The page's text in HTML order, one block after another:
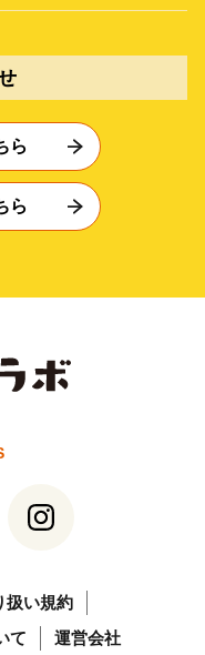
ら
ら
扱い規約
て
運営会社